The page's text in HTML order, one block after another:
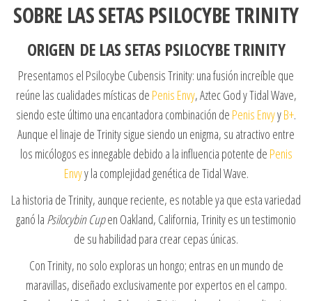
SOBRE LAS SETAS PSILOCYBE TRINITY
ORIGEN DE LAS SETAS PSILOCYBE TRINITY
Presentamos el Psilocybe Cubensis Trinity: una fusión increíble que
reúne las cualidades místicas de Penis Envy, Aztec God y Tidal Wave,
siendo este último una encantadora combinación de Penis EnvyyB+.
Aunque el linaje de Trinity sigue siendo un enigma, su atractivo entre
los micólogos es innegable debido a la influencia potente de Penis
Envyy la complejidad genética de Tidal Wave.
La historia de Trinity, aunque reciente, es notable ya que esta variedad
ganó la Psilocybin Cupen Oakland, California, Trinity es un testimonio
de su habilidad para crear cepas únicas.
Con Trinity, no solo exploras un hongo; entras en un mundo de
maravillas, diseñado exclusivamente por expertos en el campo.